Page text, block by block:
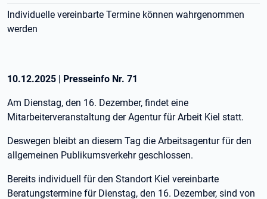
Individuelle vereinbarte Termine können wahrgenommen
werden
10.12.2025 | Presseinfo Nr. 71
Am Dienstag, den 16. Dezember, findet eine
Mitarbeiterveranstaltung der Agentur für Arbeit Kiel statt.
Deswegen bleibt an diesem Tag die Arbeitsagentur für den
allgemeinen Publikumsverkehr geschlossen.
Bereits individuell für den Standort Kiel vereinbarte
Beratungstermine für Dienstag, den 16. Dezember, sind von